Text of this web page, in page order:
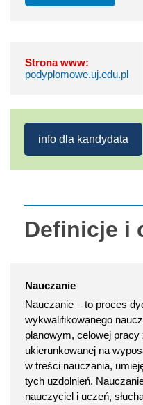
Strona www:
podyplomowe.uj.edu.pl
info dla kandydata
Definicje i
Nauczanie
Nauczanie – to proces
wykwalifikowanego
planowym, celowej pracy
ukierunkowanej na
w treści nauczania,
tych uzdolnień.
nauczyciel i uczeń,